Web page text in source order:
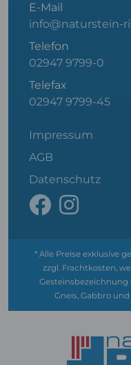
E-Mail
info@naturstein-
Telefon
02947 9799-0
Telefax
02947 9799-45
Impressum
AGB
Datenschutz
* Alle Preise exklusive
zzgl. Frachtkosten,
Gneis, Gabbro